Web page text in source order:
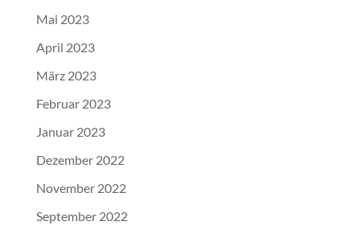
Mai 2023
April 2023
März 2023
Februar 2023
Januar 2023
Dezember 2022
November 2022
September 2022